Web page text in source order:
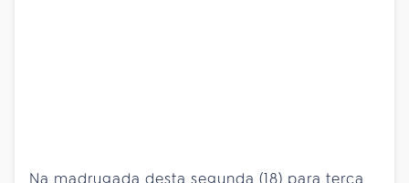
Na madrugada desta segunda (18) para terça